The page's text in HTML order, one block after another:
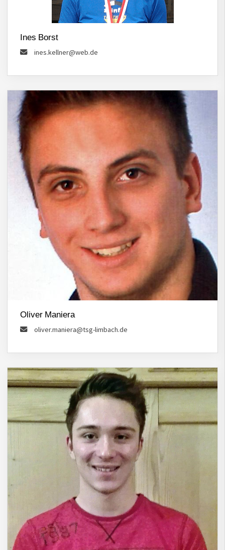
Ines Borst
ines.kellner@web.de
Oliver Maniera
oliver.maniera@tsg-limbach.de